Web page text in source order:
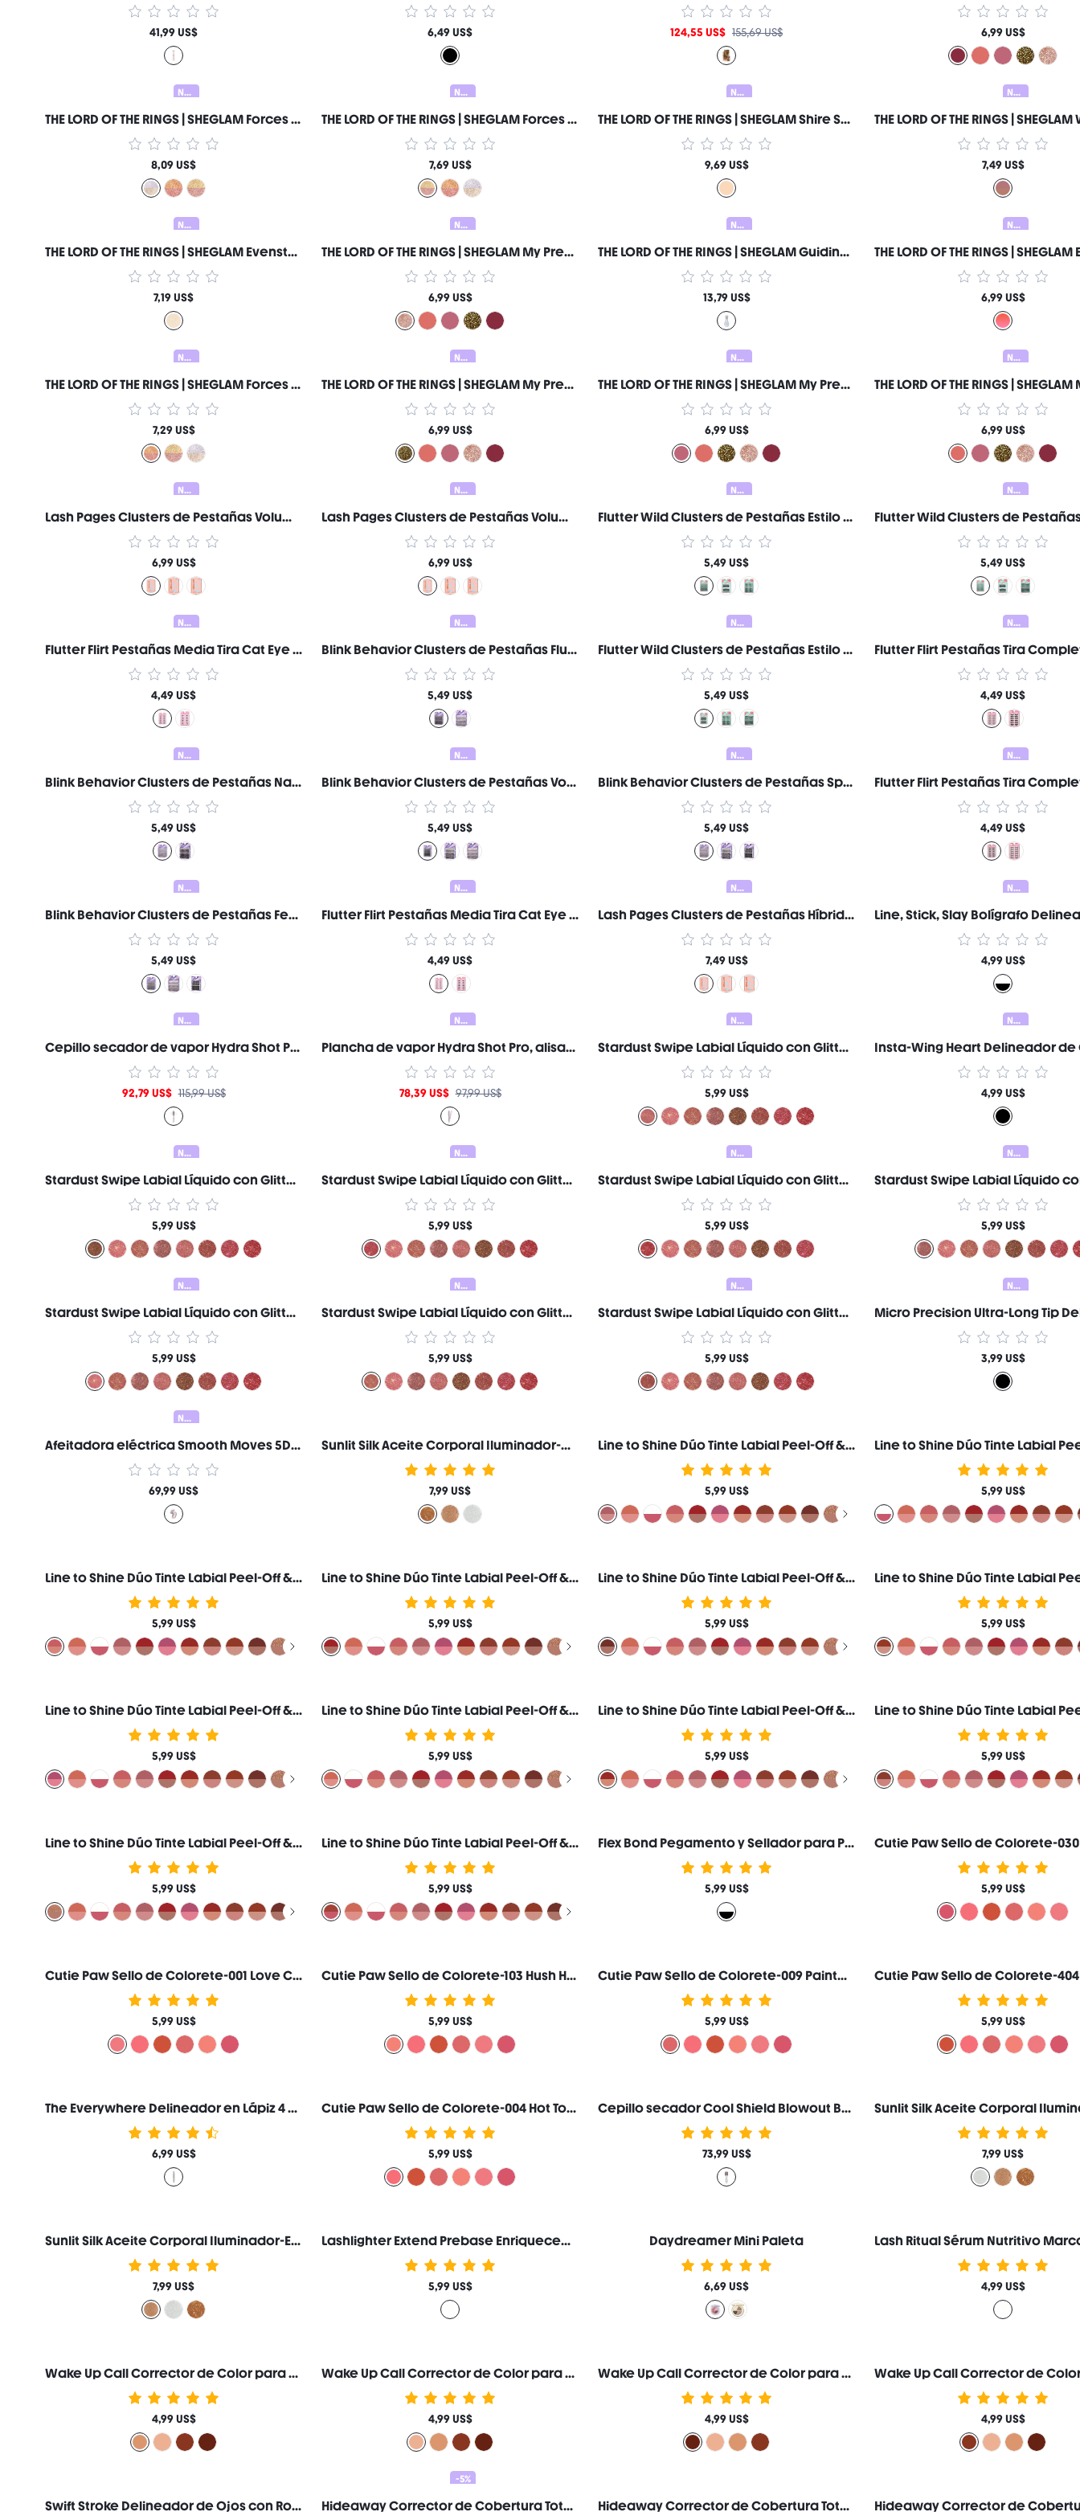
41,99 US$ 6,49 US$ 124,55 US$ 155,69 US$ 6,99 US$
Nuevo
THE LORD OF THE RINGS | SHEGLAM Forces of Fate | Dúo de Sombras de Ojos-Hope & Sacrifice Marca de Belleza Cosmética Maquillaje para Mujeres y Niñas
8,09 US$
Nuevo
THE LORD OF THE RINGS | SHEGLAM Forces of Fate | Dúo de Sombras de Ojos-Loyalty & Courage Marca de Belleza Cosmética Maquillaje para Mujeres y Niñas
7,69 US$
Nuevo
THE LORD OF THE RINGS | SHEGLAM Shire Serenity Polvo Fijador Marca de Belleza Cosmética Maquillaje para Mujeres y Niñas
9,69 US$
Nuevo
7,49 US$
Nuevo
THE LORD OF THE RINGS | SHEGLAM Evenstar Glow Iluminador Marca de Belleza Cosmética Maquillaje para Mujeres y Niñas
7,19 US$
Nuevo
THE LORD OF THE RINGS | SHEGLAM My Preciousss Brillo Labial-Rohan™ Marca de Belleza Cosmética Maquillaje para Mujeres y Niñas
6,99 US$
Nuevo
THE LORD OF THE RINGS | SHEGLAM Guiding Star Sérum Prebase Hidratante y Calmante Marca de Belleza Cosmética Maquillaje para Mujeres y Niñas
13,79 US$
Nuevo
6,99 US$
Nuevo
THE LORD OF THE RINGS | SHEGLAM Forces of Fate | Dúo de Sombras de Ojos-Temptation & Purity Marca de Belleza Cosmética Maquillaje para Mujeres y Niñas
7,29 US$
Nuevo
THE LORD OF THE RINGS | SHEGLAM My Preciousss Brillo Labial-Fangorn™ Marca de Belleza Cosmética Maquillaje para Mujeres y Niñas
6,99 US$
Nuevo
THE LORD OF THE RINGS | SHEGLAM My Preciousss Brillo Labial-Rivendell™ Marca de Belleza Cosmética Maquillaje para Mujeres y Niñas
6,99 US$
Nuevo
6,99 US$
Nuevo
Lash Pages Clusters de Pestañas Volumen Feisty Marca de Belleza Cosmética Maquillaje para Mujeres y Niñas
6,99 US$
Nuevo
Lash Pages Clusters de Pestañas Volumen Ligero Marca de Belleza Cosmética Maquillaje para Mujeres y Niñas
6,99 US$
Nuevo
Flutter Wild Clusters de Pestañas Estilo Sweet Bunny Marca de Belleza Cosmética Maquillaje para Mujeres y Niñas
5,49 US$
Nuevo
5,49 US$
Nuevo
Flutter Flirt Pestañas Media Tira Cat Eye Volumen Marca de Belleza Cosmética Maquillaje para Mujeres y Niñas
4,49 US$
Nuevo
Blink Behavior Clusters de Pestañas Fluffy Wispy Marca de Belleza Cosmética Maquillaje para Mujeres y Niñas
5,49 US$
Nuevo
Flutter Wild Clusters de Pestañas Estilo Pájaro Marca de Belleza Cosmética Maquillaje para Mujeres y Niñas
5,49 US$
Nuevo
4,49 US$
Nuevo
Blink Behavior Clusters de Pestañas Naturales Wispy Marca de Belleza Cosmética Maquillaje para Mujeres y Niñas
5,49 US$
Nuevo
Blink Behavior Clusters de Pestañas Volumen Bold Wispy - B03 Wispy volume Marca de Belleza Cosmética Maquillaje para Mujeres y Niñas
5,49 US$
Nuevo
Blink Behavior Clusters de Pestañas Spiky Wispy - B05 Hybrid Marca de Belleza Cosmética Maquillaje para Mujeres y Niñas
5,49 US$
Nuevo
4,49 US$
Nuevo
Blink Behavior Clusters de Pestañas Feather Wispy Ligeros Marca de Belleza Cosmética Maquillaje para Mujeres y Niñas
5,49 US$
Nuevo
Flutter Flirt Pestañas Media Tira Cat Eye Naturales Marca de Belleza Cosmética Maquillaje para Mujeres y Niñas
4,49 US$
Nuevo
Lash Pages Clusters de Pestañas Híbridas Multi-Estilo Marca de Belleza Cosmética Maquillaje para Mujeres y Niñas
7,49 US$
Nuevo
4,99 US$
Nuevo
Cepillo secador de vapor Hydra Shot Pro de 38 mm (1,5"), nanovapor a prueba de quemaduras, 9 temperaturas y 3 niveles de vapor, calentamiento rápido y menos daño, antiencrespamiento y larga duración, voltaje universal para todo tipo de cabello. Regalo Rosa Constituir Playa Festivales Cuidado del cabello Y2K Vacaciones Verano Accesorios para el cabello regreso a la escuela Hogar
92,79 US$ 115,99 US$
Nuevo
Plancha de vapor Hydra Shot Pro, alisadora y rizadora, tecnología de vapor caliente para un alisado sedoso, diseño acanalado que concentra el vapor en el cabello, 3 ajustes de vapor y peinado rápido en 9 minutos, doble voltaje para todo tipo de cabello. Regalo Rosa Constituir Playa Festivales Cuidado del cabello Y2K Vacaciones Verano Accesorios para el cabello regreso a la escuela Hogar
78,39 US$ 97,99 US$
Nuevo
Stardust Swipe Labial Líquido con Glitter-034 Bare Nebula Gloss Labial Brillo Glitter Instantáneo Acabado Mate de Larga Duración A Prueba de Transferencia y Manchas Marca de Belleza Cosmética Maquillaje para Mujeres y Niñas
5,99 US$
Nuevo
4,99 US$
Nuevo
Stardust Swipe Labial Líquido con Glitter-519 Mocha Meteor Gloss Labial Brillo Glitter Instantáneo Acabado Mate de Larga Duración A Prueba de Transferencia y Manchas Marca de Belleza Cosmética Maquillaje para Mujeres y Niñas
5,99 US$
Nuevo
Stardust Swipe Labial Líquido con Glitter-417 Twinkle Rush Gloss Labial Brillo Glitter Instantáneo Acabado Mate de Larga Duración A Prueba de Transferencia y Manchas Marca de Belleza Cosmética Maquillaje para Mujeres y Niñas
5,99 US$
Nuevo
Stardust Swipe Labial Líquido con Glitter-328 Red Giant Gloss Labial Brillo Glitter Instantáneo Acabado Mate de Larga Duración A Prueba de Transferencia y Manchas Marca de Belleza Cosmética Maquillaje para Mujeres y Niñas
5,99 US$
Nuevo
5,99 US$
Nuevo
Stardust Swipe Labial Líquido con Glitter-137 Cosmic Pink Gloss Labial Brillo Glitter Instantáneo Acabado Mate de Larga Duración A Prueba de Transferencia y Manchas Marca de Belleza Cosmética Maquillaje para Mujeres y Niñas
5,99 US$
Nuevo
Stardust Swipe Labial Líquido con Glitter-111 High Key Gloss Labial Brillo Glitter Instantáneo Acabado Mate de Larga Duración A Prueba de Transferencia y Manchas Marca de Belleza Cosmética Maquillaje para Mujeres y Niñas
5,99 US$
Nuevo
Stardust Swipe Labial Líquido con Glitter-525 Orbital Glow Gloss Labial Brillo Glitter Instantáneo Acabado Mate de Larga Duración A Prueba de Transferencia y Manchas Marca de Belleza Cosmética Maquillaje para Mujeres y Niñas
5,99 US$
Nuevo
3,99 US$
Nuevo
Afeitadora eléctrica Smooth Moves 5D Flash, cabezal de corte flotante de 5 cuchillas de 360° y motor de 4800 rpm, recargable e impermeable IPX7, para uso en seco y húmedo, para rostro y cuerpo femeninos. Regalo Rosa Constituir Playa Festivales Cuidado del cabello Y2K Vacaciones Verano Accesorios para el cabello regreso a la escuela Hogar
69,99 US$
Sunlit Silk Aceite Corporal Iluminador-Medusa Loción Corporal con Glitter Iluminador Maquillaje Marca de Belleza Cosmética Maquillaje para Mujeres y Niñas
7,99 US$
Line to Shine Dúo Tinte Labial Peel-Off & Gloss-114 Pink Macaron Combo 2 en 1 Larga Duración Labial Líquido Delineador de Labios Marca de Belleza Cosmética Maquillaje para Mujeres y Niñas
5,99 US$ 5,99 US$
Line to Shine Dúo Tinte Labial Peel-Off & Gloss-113 Rose Latte Combo 2 en 1 Larga Duración Labial Líquido Delineador de Labios Marca de Belleza Cosmética Maquillaje para Mujeres y Niñas
5,99 US$
Line to Shine Dúo Tinte Labial Peel-Off & Gloss-310 Cherry Cola Combo 2 en 1 Larga Duración Labial Líquido Delineador de Labios Marca de Belleza Cosmética Maquillaje para Mujeres y Niñas
5,99 US$
Line to Shine Dúo Tinte Labial Peel-Off & Gloss-513 Lava Cake Combo 2 en 1 Larga Duración Labial Líquido Delineador de Labios Marca de Belleza Cosmética Maquillaje para Mujeres y Niñas
5,99 US$ 5,99 US$
Line to Shine Dúo Tinte Labial Peel-Off & Gloss-311 Berry Milkshake Combo 2 en 1 Larga Duración Labial Líquido Delineador de Labios Marca de Belleza Cosmética Maquillaje para Mujeres y Niñas
5,99 US$
Line to Shine Dúo Tinte Labial Peel-Off & Gloss-013 Peach Mousse Combo 2 en 1 Larga Duración Labial Líquido Delineador de Labios Marca de Belleza Cosmética Maquillaje para Mujeres y Niñas
5,99 US$
Line to Shine Dúo Tinte Labial Peel-Off & Gloss-510 Papaya Glaze Combo 2 en 1 Larga Duración Labial Líquido Delineador de Labios Marca de Belleza Cosmética Maquillaje para Mujeres y Niñas
5,99 US$ 5,99 US$
Line to Shine Dúo Tinte Labial Peel-Off & Gloss-514 Brown Butter Combo 2 en 1 Larga Duración Labial Líquido Delineador de Labios Marca de Belleza Cosmética Maquillaje para Mujeres y Niñas
5,99 US$
Line to Shine Dúo Tinte Labial Peel-Off & Gloss-515 Fig Cookie Combo 2 en 1 Larga Duración Labial Líquido Delineador de Labios Marca de Belleza Cosmética Maquillaje para Mujeres y Niñas
5,99 US$
Flex Bond Pegamento y Sellador para Pestañas Marca de Belleza Cosmética Maquillaje para Mujeres y Niñas
5,99 US$ 5,99 US$
Cutie Paw Sello de Colorete-001 Love Cake
5,99 US$
Cutie Paw Sello de Colorete-103 Hush Hush
5,99 US$
Cutie Paw Sello de Colorete-009 Painted Peony
5,99 US$ 5,99 US$
The Everywhere Delineador en Lápiz 4 en 1 Marca de Belleza Cosmética Maquillaje para Mujeres y Niñas
6,99 US$
Cutie Paw Sello de Colorete-004 Hot Topic
5,99 US$
Cepillo secador Cool Shield Blowout Brush Pro, 72 mm (2,8"), aire caliente y frío, tecnología Cool Shield, 33000 rpm, el aire frío fija el peinado y reduce el encrespamiento, 3 temperaturas y velocidades, cable giratorio de 360° para todo tipo de longitudes y texturas de cabello. Regalo Rosa Constituir Playa Festivales Cuidado del cabello Y2K Vacaciones Verano Accesorios para el cabello regreso a la escuela Hogar
73,99 US$ 7,99 US$
Sunlit Silk Aceite Corporal Iluminador-Eros Loción Corporal con Glitter Iluminador Maquillaje Marca de Belleza Cosmética Maquillaje para Mujeres y Niñas
7,99 US$
Lashlighter Extend Prebase Enriquecedora para Pestañas Marca de Belleza Cosmética Maquillaje para Mujeres y Niñas
5,99 US$
Daydreamer Mini Paleta
6,69 US$ 4,99 US$
Wake Up Call Corrector de Color para Ojeras-Apricot Marca de Belleza Cosmética Maquillaje para Mujeres y Niñas
4,99 US$
Wake Up Call Corrector de Color para Ojeras-Peach Marca de Belleza Cosmética Maquillaje para Mujeres y Niñas
4,99 US$
Wake Up Call Corrector de Color para Ojeras-Cinnamon Marca de Belleza Cosmética Maquillaje para Mujeres y Niñas
4,99 US$ 4,99 US$
Swift Stroke Delineador de Ojos con Rodillo Marca de Belleza Cosmética Maquillaje para Mujeres y Niñas
-5%
Hideaway Corrector de Cobertura Total-Periwinkle Corrector de Color Iluminador y Resaltador Marca de Belleza Cosmética Maquillaje para Mujeres y Niñas Hideaway Corrector de Cobertura Total-Matcha Corrector de Color Iluminador y Resaltador Marca de Belleza Cosmética Maquillaje para Mujeres y Niñas